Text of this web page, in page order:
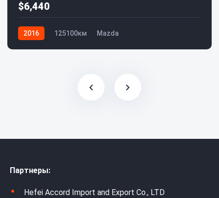
$6,440
2016 125100км Mazda
Партнеры:
Hefei Accord Import and Export Co., LTD